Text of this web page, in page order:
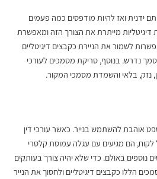
ידנית ואז להיות מודפסים כמה פעמים
דיגיטליות מייתרת את הצורך הזה ומאפשרת
לשמור את הניירת כקבצים דיגיטליים
נדרש. בנוסף, סריקת מסמכים לעורכי
נזק, בלאי והשמדת מסמכי המקור.
אוהבת להשתמש בנייר. כאשר עורכי דין
הם מגיעים עם עגלה עמוסת קלסרי
נוספים באולם. כדי שלא יהיה צורך בעותקים
הללו כקבצים דיגיטליים ולחסוך את הנייר